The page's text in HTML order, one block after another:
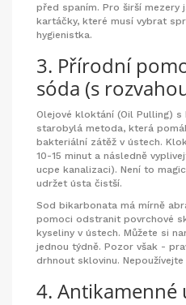
před spaním. Pro širší mezery
kartáčky, které musí vybrat
hygienistka.
3. Přírodní
sóda (s
Olejové kloktání (Oil Pulling) s
starobylá metoda, která
bakteriální zátěž v ústech.
10-15 minut a následně
ucpe kanalizaci). Není to
udržet ústa čistší.
Sod bikarbonata má mírně
pomoci odstranit povrchové
kyseliny v ústech. Můžete si
jednou týdně. Pozor však -
drhnout sklovinu.
4. Antikamenné